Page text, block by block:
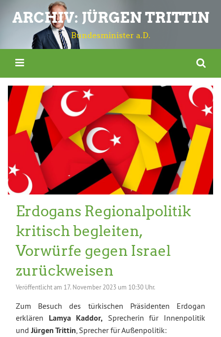
ARCHIV: JÜRGEN TRITTIN
Bundesminister a.D.
Erdogans Regionalpolitik
kritisch begleiten,
Vorwürfe gegen Israel
zurückweisen
Veröffentlicht am 17. November 2023 um 10:30 Uhr.
Zum Besuch des türkischen Präsidenten Erdogan
erklären Lamya Kaddor, Sprecherin für Innenpolitik
und Jürgen Trittin , Sprecher für Außenpolitik: